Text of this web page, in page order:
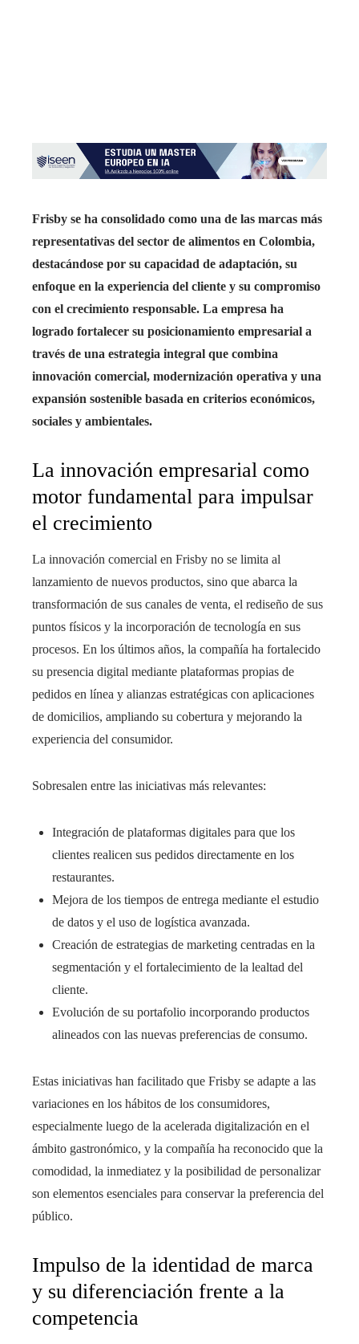
Frisby se ha consolidado como una de las marcas más
representativas del sector de alimentos en Colombia,
destacándose por su capacidad de adaptación, su
enfoque en la experiencia del cliente y su compromiso
con el crecimiento responsable. La empresa ha
logrado fortalecer su posicionamiento empresarial a
través de una estrategia integral que combina
innovación comercial, modernización operativa y una
expansión sostenible basada en criterios económicos,
sociales y ambientales.
La innovación empresarial como
motor fundamental para impulsar
el crecimiento
La innovación comercial en Frisby no se limita al
lanzamiento de nuevos productos, sino que abarca la
transformación de sus canales de venta, el rediseño de sus
puntos físicos y la incorporación de tecnología en sus
procesos. En los últimos años, la compañía ha fortalecido
su presencia digital mediante plataformas propias de
pedidos en línea y alianzas estratégicas con aplicaciones
de domicilios, ampliando su cobertura y mejorando la
experiencia del consumidor.
Sobresalen entre las iniciativas más relevantes:
Integración de plataformas digitales para que los
clientes realicen sus pedidos directamente en los
restaurantes.
Mejora de los tiempos de entrega mediante el estudio
de datos y el uso de logística avanzada.
Creación de estrategias de marketing centradas en la
segmentación y el fortalecimiento de la lealtad del
cliente.
Evolución de su portafolio incorporando productos
alineados con las nuevas preferencias de consumo.
Estas iniciativas han facilitado que Frisby se adapte a las
variaciones en los hábitos de los consumidores,
especialmente luego de la acelerada digitalización en el
ámbito gastronómico, y la compañía ha reconocido que la
comodidad, la inmediatez y la posibilidad de personalizar
son elementos esenciales para conservar la preferencia del
público.
Impulso de la identidad de marca
y su diferenciación frente a la
competencia